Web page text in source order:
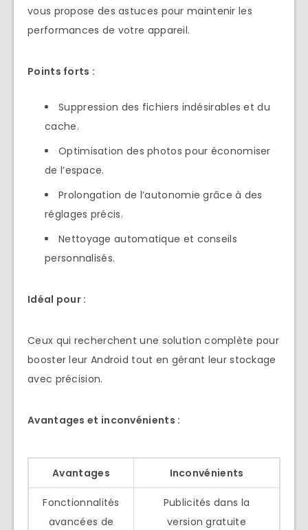
vous propose des astuces pour maintenir les
performances de votre appareil.
Points forts :
Suppression des fichiers indésirables et du
cache.
Optimisation des photos pour économiser
de l’espace.
Prolongation de l’autonomie grâce à des
réglages précis.
Nettoyage automatique et conseils
personnalisés.
Idéal pour :
Ceux qui recherchent une solution complète pour
booster leur Android tout en gérant leur stockage
avec précision.
Avantages et inconvénients :
Avantages Inconvénients
Fonctionnalités
avancées de
Publicités dans la
version gratuite